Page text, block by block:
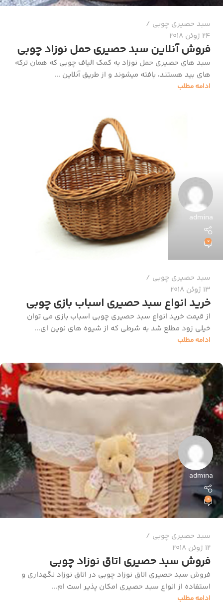
سبد حصیری چوبی
24 ژوئن 2018
فروش آنلاین سبد حصیری حمل نوزاد چوبی
سبد های حصیری حمل نوزاد به کمک الیاف چوبی که همان ترکه
های بید هستند، بافته میشوند و از طریق آنلاین ...
ادامه مطلب
admina
0
سبد حصیری چوبی
13 ژوئن 2018
خرید انواع سبد حصیری اسباب بازی چوبی
از قیمت خرید انواع سبد حصیری چوبی اسباب بازی می توان
خیلی زود مطلع شد به شرطی که از شیوه های نوین ای...
ادامه مطلب
admina
0
سبد حصیری چوبی
12 ژوئن 2018
فروش سبد حصیری اتاق نوزاد چوبی
فروش سبد حصیری اتاق نوزاد چوبی در اتاق نوزاد نگهداری و
استفاده از انواع سبد حصیری امکان پذیر است ام...
ادامه مطلب